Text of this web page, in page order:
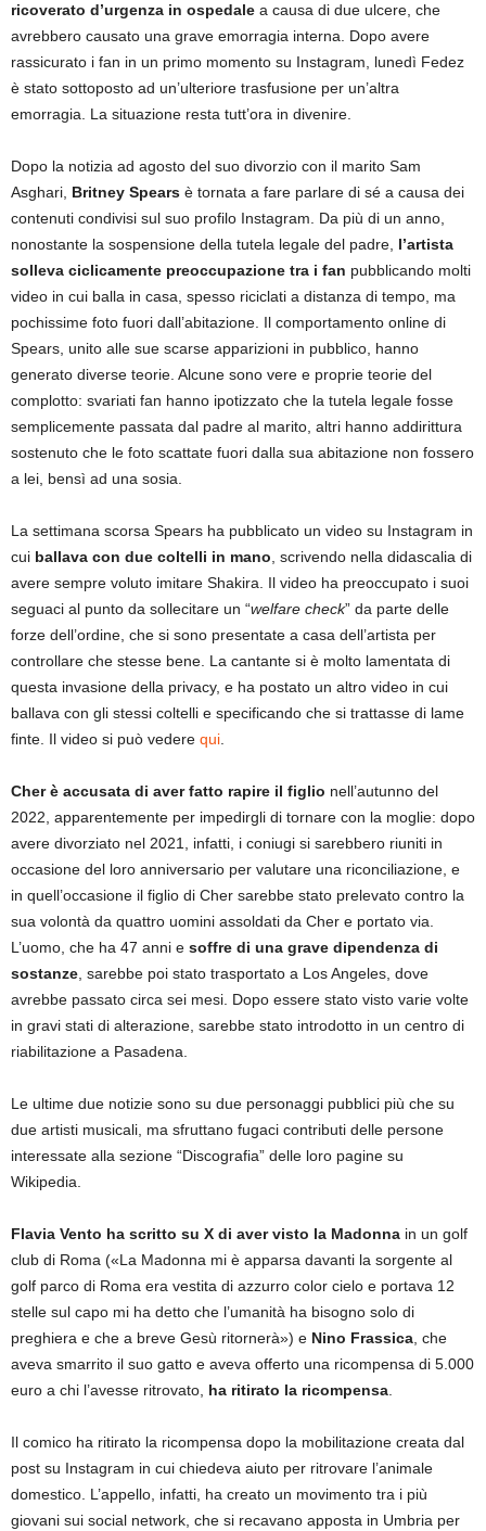
ricoverato d’urgenza in ospedale a causa di due ulcere, che
avrebbero causato una grave emorragia interna. Dopo avere
rassicurato i fan in un primo momento su Instagram, lunedì Fedez
è stato sottoposto ad un’ulteriore trasfusione per un’altra
emorragia. La situazione resta tutt’ora in divenire.
Dopo la notizia ad agosto del suo divorzio con il marito Sam
Asghari, Britney Spears è tornata a fare parlare di sé a causa dei
contenuti condivisi sul suo profilo Instagram. Da più di un anno,
nonostante la sospensione della tutela legale del padre, l’artista
solleva ciclicamente preoccupazione tra i fan pubblicando molti
video in cui balla in casa, spesso riciclati a distanza di tempo, ma
pochissime foto fuori dall’abitazione. Il comportamento online di
Spears, unito alle sue scarse apparizioni in pubblico, hanno
generato diverse teorie. Alcune sono vere e proprie teorie del
complotto: svariati fan hanno ipotizzato che la tutela legale fosse
semplicemente passata dal padre al marito, altri hanno addirittura
sostenuto che le foto scattate fuori dalla sua abitazione non fossero
a lei, bensì ad una sosia.
La settimana scorsa Spears ha pubblicato un video su Instagram in
cui ballava con due coltelli in mano, scrivendo nella didascalia di
avere sempre voluto imitare Shakira. Il video ha preoccupato i suoi
seguaci al punto da sollecitare un “welfare check” da parte delle
forze dell’ordine, che si sono presentate a casa dell’artista per
controllare che stesse bene. La cantante si è molto lamentata di
questa invasione della privacy, e ha postato un altro video in cui
ballava con gli stessi coltelli e specificando che si trattasse di lame
finte. Il video si può vedere qui.
Cher è accusata di aver fatto rapire il figlio nell’autunno del
2022, apparentemente per impedirgli di tornare con la moglie: dopo
avere divorziato nel 2021, infatti, i coniugi si sarebbero riuniti in
occasione del loro anniversario per valutare una riconciliazione, e
in quell’occasione il figlio di Cher sarebbe stato prelevato contro la
sua volontà da quattro uomini assoldati da Cher e portato via.
L’uomo, che ha 47 anni e soffre di una grave dipendenza di
sostanze, sarebbe poi stato trasportato a Los Angeles, dove
avrebbe passato circa sei mesi. Dopo essere stato visto varie volte
in gravi stati di alterazione, sarebbe stato introdotto in un centro di
riabilitazione a Pasadena.
Le ultime due notizie sono su due personaggi pubblici più che su
due artisti musicali, ma sfruttano fugaci contributi delle persone
interessate alla sezione “Discografia” delle loro pagine su
Wikipedia.
Flavia Vento ha scritto su X di aver visto la Madonna in un golf
club di Roma («La Madonna mi è apparsa davanti la sorgente al
golf parco di Roma era vestita di azzurro color cielo e portava 12
stelle sul capo mi ha detto che l’umanità ha bisogno solo di
preghiera e che a breve Gesù ritornerà») e Nino Frassica, che
aveva smarrito il suo gatto e aveva offerto una ricompensa di 5.000
euro a chi l’avesse ritrovato, ha ritirato la ricompensa.
Il comico ha ritirato la ricompensa dopo la mobilitazione creata dal
post su Instagram in cui chiedeva aiuto per ritrovare l’animale
domestico. L’appello, infatti, ha creato un movimento tra i più
giovani sui social network, che si recavano apposta in Umbria per